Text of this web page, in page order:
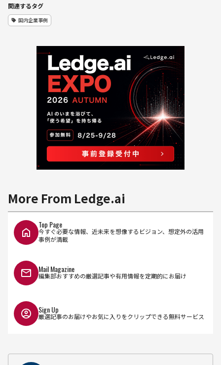
関連するタグ
国内企業事例
More From Ledge.ai
Top Page
今すぐ必要な情報、近未来を想像するビジョン、想定外の活用
事例が満載
Mail Magazine
編集部おすすめの厳選記事や有用情報を定期的にお届け
Sign Up
厳選記事のお届けやお気に入りをクリップできる無料サービス